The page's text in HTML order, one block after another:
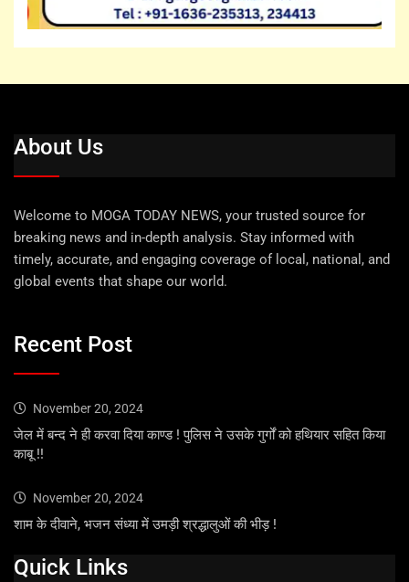
About Us
Welcome to MOGA TODAY NEWS, your trusted source for
breaking news and in-depth analysis. Stay informed with
timely, accurate, and engaging coverage of local, national, and
global events that shape our world.
Recent Post
November 20, 2024
जेल में बन्द ने ही करवा दिया काण्ड ! पुलिस ने उसके गुर्गों को हथियार सहित किया
काबू !!
November 20, 2024
शाम के दीवाने, भजन संध्या में उमड़ी श्रद्धालुओं की भीड़ !
Quick Links